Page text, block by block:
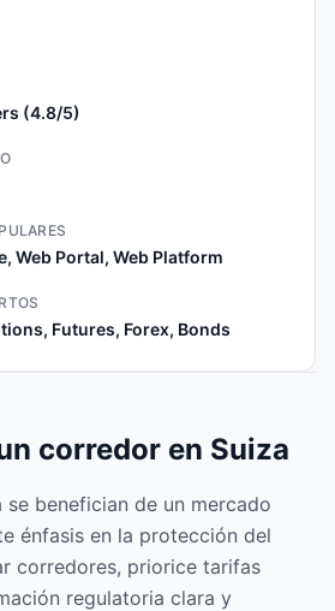
(4.8/5)
Web Portal, Web Platform
Futures, Forex, Bonds
corredor en Suiza
se benefician de un mercado
énfasis en la protección del
corredores, priorice tarifas
regulatoria clara y